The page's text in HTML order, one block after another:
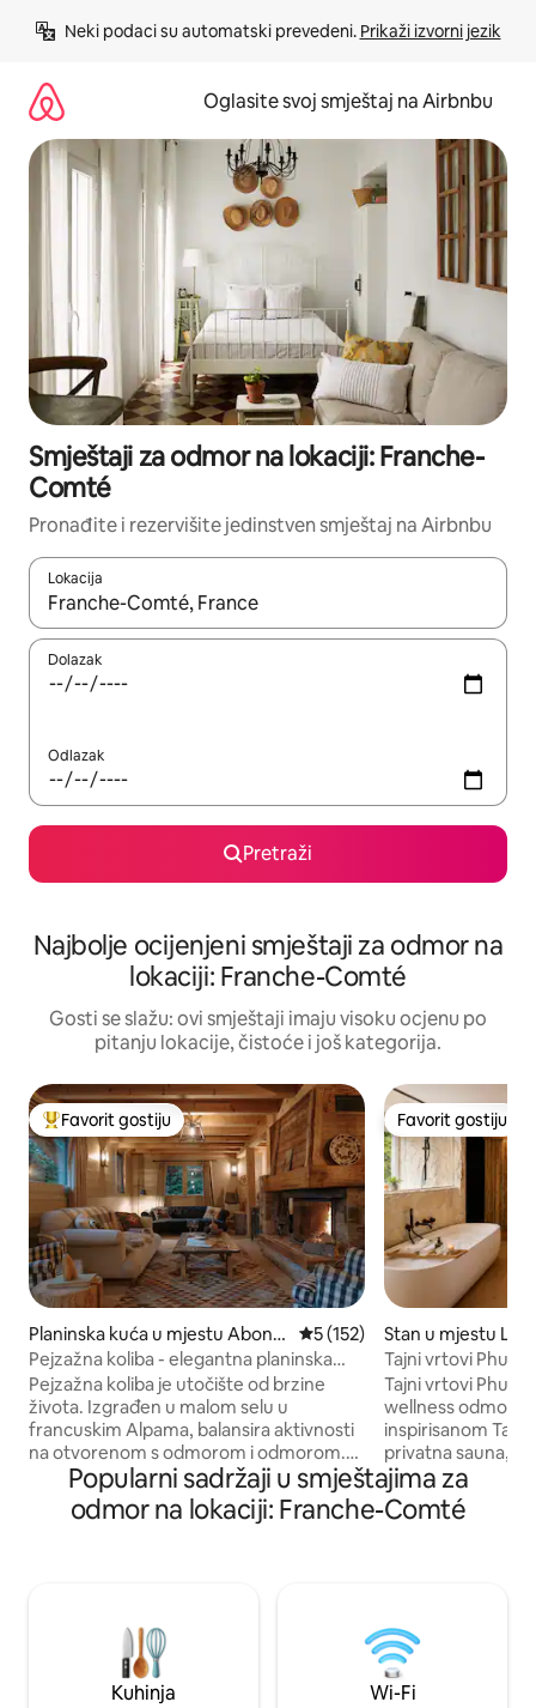
Neki podaci su automatski prevedeni. Prikaži izvorni jezik
Oglasite svoj smještaj na Airbnbu
Smještaji za odmor na lokaciji: Franche-
Comté
Pronađite i rezervišite jedinstven smještaj na Airbnbu
Lokacija
Kad rezultati budu dostupni, krećite se gore i dolje pomoću
Dolazak
Odlazak
Pretraži
Najbolje ocijenjeni smještaji za odmor na
lokaciji: Franche-Comté
Gosti se slažu: ovi smještaji imaju visoku ocjenu po
pitanju lokacije, čistoće i još kategorija.
Glavni favorit gostiju
Favorit gostiju
Planinska kuća u mjestu Abond
ance
Prosječna ocjena: 5 od 5,
5 (152)
Pejzažna koliba - elegantna planinska
kuća s nevjerovatnim pogledom
Pejzažna koliba je utočište od brzine
života. Izgrađen u malom selu u
francuskim Alpama, balansira aktivnosti
na otvorenom s odmorom i odmorom.
Njegova unutrašnjost je kombinacija
elegantnih, modernih završnih obrada i
jedinstvenih, tradicionalnih detalja.
jelima s vlastitom planinskom
panoramom. Privatni vrt će biti omiljeno
mjesto, prostor za igru na suncu ili
Favorit gostiju
Favorit gostiju
Stan u mjestu La
Tajni vrtovi
dvoje
Tajni vrtovi Phuketa Priuštite
wellness odmor
inspirisanom Tajlandom.
privatna sauna,
veliki bračni
dnevni boravak
potpuno
Vosges. Ležaljke
panoramskim
rezervisan
Popularni sadržaji u smještajima za
odmor na lokaciji: Franche-Comté
Kuhinja Wi-Fi